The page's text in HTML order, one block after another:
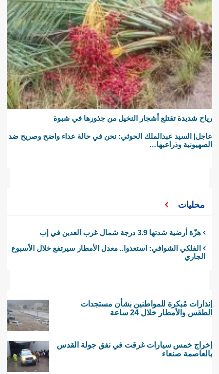
رياح شديدة تقتلع أشجار النخيل من جذورها في شبوة
عاجل| السيد عبدالملك الحوثي: نحن في حالة عداء واضح وصريح ضد
الصهيونية وذراعيها…
محليات
هزّة أرضية شدتها 3.9 درجة شمال غرب العدين في إب
الفلكي الشوافي: استعدوا.. معدل الأمطار سيرتفع خلال الأسبوع
الجاري
إنذارات مُبكرة للمواطنين بشأن مستجدات
الطقس والأمطار خلال 24 ساعة
إخراج خمس سيارات غرقت في نفق جولة القدس
بالعاصمة صنعاء